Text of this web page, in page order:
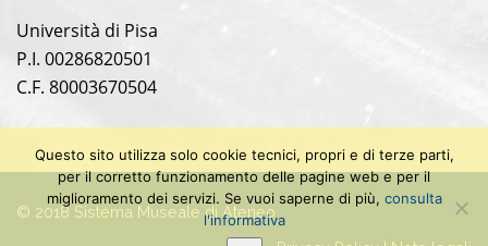
Università di Pisa
P.I. 00286820501
C.F. 80003670504
© 2018 Sistema Museale di Ateneo
Questo sito utilizza solo cookie tecnici, propri e di terze parti,
per il corretto funzionamento delle pagine web e per il
miglioramento dei servizi. Se vuoi saperne di più, consulta
l'informativa